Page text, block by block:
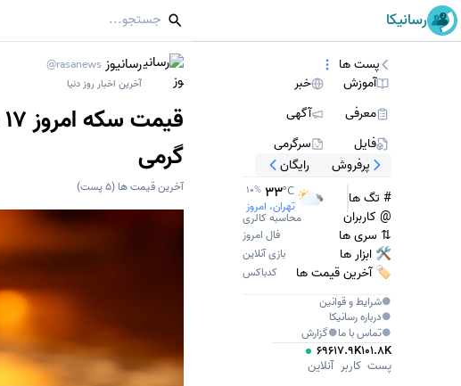
رسانیکا
رسانیوز @rasanews
آخرین اخبار روز دنیا
گرمی
آخرین قیمت ها (
5پست)
پست ها
آموزش
خبر
معرفی
آگهی
فایل
سرگرمی
پرفروش رایگان
# تگ ها 10% 33°C
تهران، امروز @ کاربران محاسبه کالری
⇅ سری ها فال امروز
🛠 ابزار ها بازی آنلاین
🏷️ آخرین قیمت ها
کدباکس
●شرایط و قوانین
●دربارهرسانیکا
●تماس با ما●گزارش
101.8K
پست
17.9K
کاربر
696
آنلاین